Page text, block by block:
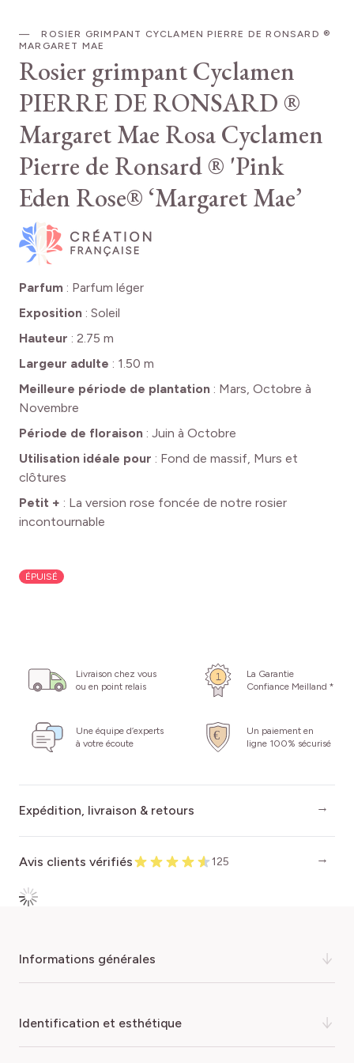
ROSIER GRIMPANT CYCLAMEN PIERRE DE RONSARD ®
MARGARET MAE
Rosier grimpant Cyclamen
PIERRE DE RONSARD ®
Margaret Mae Rosa Cyclamen
Pierre de Ronsard ® 'Pink
Eden Rose® ‘Margaret Mae’
Parfum : Parfum léger
Exposition : Soleil
Hauteur : 2.75 m
Largeur adulte : 1.50 m
Meilleure période de plantation : Mars, Octobre à
Novembre
Période de floraison : Juin à Octobre
Utilisation idéale pour : Fond de massif, Murs et
clôtures
Petit + : La version rose foncée de notre rosier
incontournable
ÉPUISÉ
Livraison chez vous
ou en point relais
La Garantie
Confiance Meilland *
Une équipe d’experts
à votre écoute
Un paiement en
ligne 100% sécurisé
Expédition, livraison & retours
Avis clients vérifiés 125
leRosier grimpant Cyclamen PIERRE DE RONSARD ®